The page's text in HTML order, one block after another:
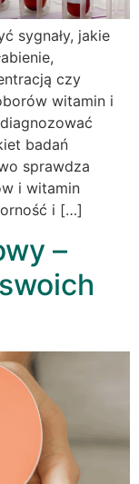
sygnały, jakie
czy
witamin i
badań
sprawdza
i witamin
i […]
–